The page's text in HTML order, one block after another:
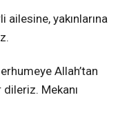
ailesine, yakınlarına
Allah’tan
dileriz. Mekanı